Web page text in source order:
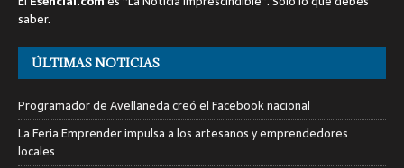
saber.
ÚLTIMAS NOTICIAS
Programador de Avellaneda creó el Facebook nacional
La Feria Emprender impulsa a los artesanos y emprendedores
locales